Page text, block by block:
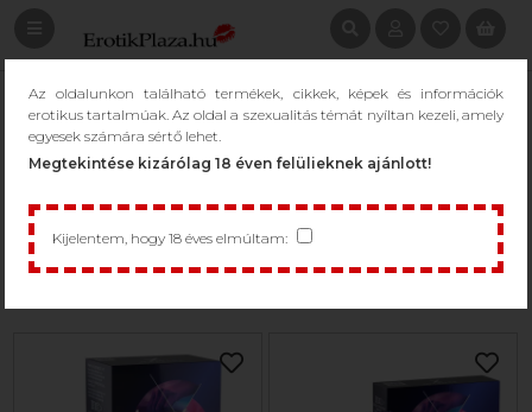
Az oldalunkon található termékek, cikkek, képek és információk
erotikus tartalmúak. Az oldal a szexualitás témát nyíltan kezeli, amely
egyesek számára sértő lehet.
Megtekintése kizárólag 18 éven felülieknek ajánlott!
Kijelentem, hogy 18 éves elmúltam:
BORDÁZOTT ÓVSZER
/Szexpatika, drogéria
1 - 38 / 38 termék